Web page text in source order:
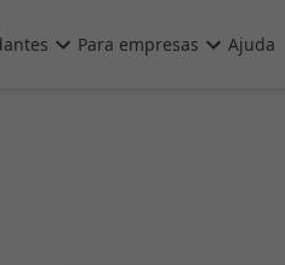
Para empresas Ajuda